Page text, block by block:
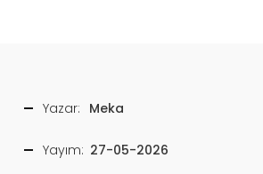
Yazar: Meka
Yayım: 27-05-2026